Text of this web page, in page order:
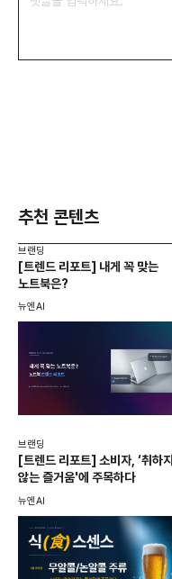
추천 콘텐츠
브랜딩
[트렌드 리포트] 내게 꼭 맞는
노트북은?
뉴엔AI
브랜딩
[트렌드 리포트] 소비자, ‘취하지
않는 즐거움'에 주목하다
뉴엔AI